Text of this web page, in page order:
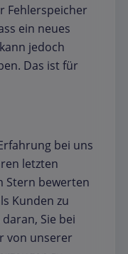
Fehlerspeicher
ein neues
jedoch
Das ist für
bei uns
letzten
Stern bewerten
Kunden zu
Sie bei
von unserer